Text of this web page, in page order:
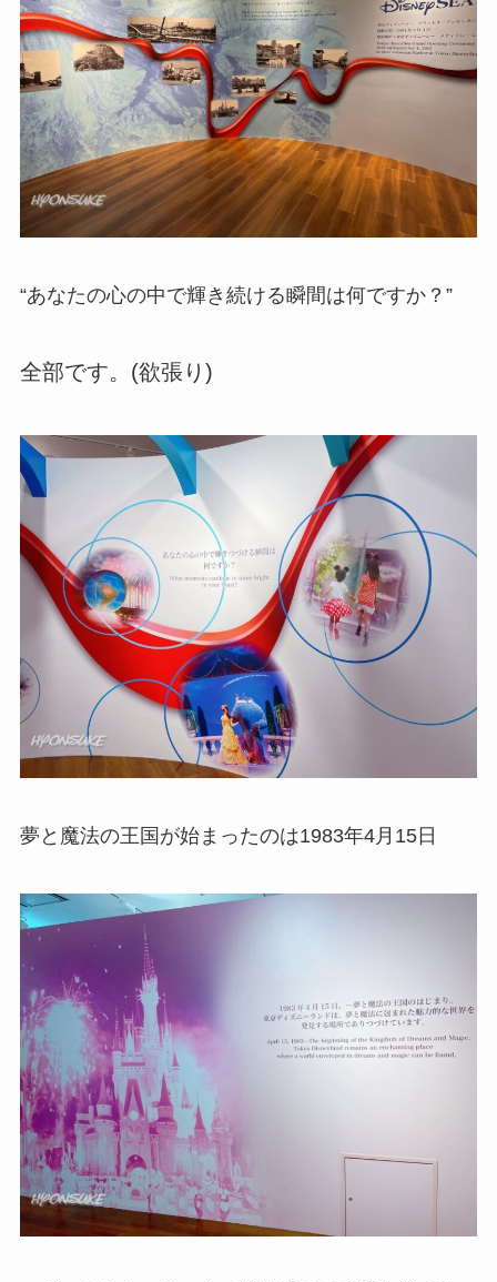
“あなたの心の中で輝き続ける瞬間は何ですか？”
全部です。(欲張り)
夢と魔法の王国が始まったのは1983年4月15日